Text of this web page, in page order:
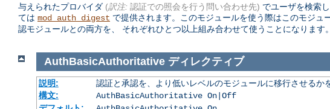
与えられたプロバイダ (訳注: 認証での照会を行う問い合わせ先) でユーザを検索
ては mod_auth_digest で提供されます。このモジュールを使う際はこのモジュ
認モジュールとの両方を、 それぞれひとつ以上組み合わせて使うことになります。
AuthBasicAuthoritative ディレクティブ
説明:
認証と承認を、より低いレベルのモジュールに移行させるか
構文:
AuthBasicAuthoritative On|Off